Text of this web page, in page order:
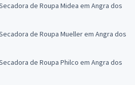
de Roupa Midea em Angra dos
de Roupa Mueller em Angra dos
de Roupa Philco em Angra dos